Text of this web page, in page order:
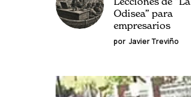
Odisea” para
empresarios
por Javier Treviño